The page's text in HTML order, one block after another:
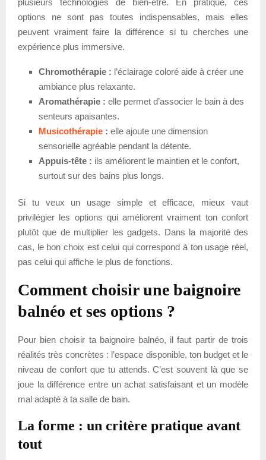
options ne sont pas toutes indispensables, mais elles
peuvent vraiment faire la différence si tu cherches une
expérience plus immersive.
Chromothérapie : l’éclairage coloré aide à créer une
ambiance plus relaxante.
Aromathérapie : elle permet d’associer le bain à des
senteurs apaisantes.
Musicothérapie : elle ajoute une dimension
sensorielle agréable pendant la détente.
Appuis-tête : ils améliorent le maintien et le confort,
surtout sur des bains plus longs.
Si tu veux un usage simple et efficace, mieux vaut
privilégier les options qui améliorent vraiment ton confort
plutôt que de multiplier les gadgets. Dans la majorité des
cas, le bon choix est celui qui correspond à ton usage réel,
pas celui qui affiche le plus de fonctions.
Comment choisir une baignoire
balnéo et ses options ?
Pour bien choisir ta baignoire balnéo, il faut partir de trois
réalités très concrètes : l’espace disponible, ton budget et le
niveau de confort que tu attends. C’est souvent là que se
joue la différence entre un achat satisfaisant et un modèle
mal adapté à ta salle de bain.
La forme : un critère pratique avant
tout